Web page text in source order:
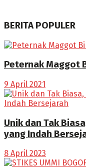
BERITA POPULER
Peternak Maggot
9 April 2021
Unik dan Tak
yang Indah
8 April 2023